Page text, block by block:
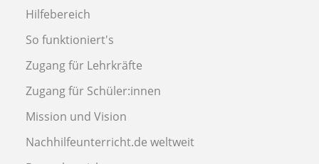
Hilfebereich
So funktioniert's
Zugang für Lehrkräfte
Zugang für Schüler:innen
Mission und Vision
Nachhilfeunterricht.de weltweit